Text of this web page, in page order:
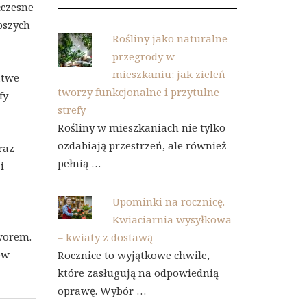
Rośliny jako naturalne
przegrody w
mieszkaniu: jak zieleń
tworzy funkcjonalne i przytulne
strefy
Rośliny w mieszkaniach nie tylko
ozdabiają przestrzeń, ale również
pełnią …
Upominki na rocznicę.
Kwiaciarnia wysyłkowa
– kwiaty z dostawą
Rocznice to wyjątkowe chwile,
które zasługują na odpowiednią
oprawę. Wybór …